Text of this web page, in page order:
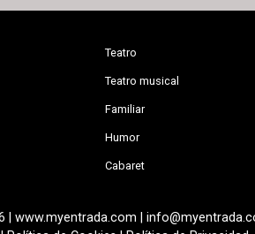
Teatro
Teatro musical
Familiar
Humor
Cabaret
| www.myentrada.com |